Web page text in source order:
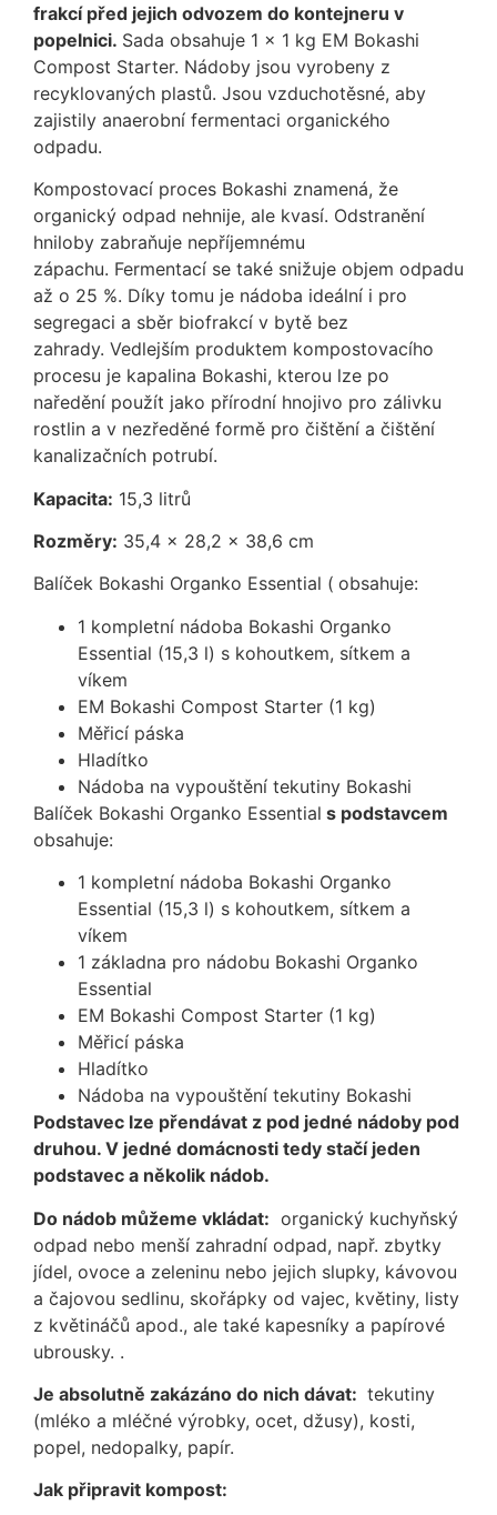
frakcí před jejich odvozem do kontejneru v
popelnici. Sada obsahuje 1 x 1 kg EM Bokashi
Compost Starter. Nádoby jsou vyrobeny z
recyklovaných plastů. Jsou vzduchotěsné, aby
zajistily anaerobní fermentaci organického
odpadu.
Kompostovací proces Bokashi znamená, že
organický odpad nehnije, ale kvasí. Odstranění
hniloby zabraňuje nepříjemnému
zápachu. Fermentací se také snižuje objem odpadu
až o 25 %. Díky tomu je nádoba ideální i pro
segregaci a sběr biofrakcí v bytě bez
zahrady. Vedlejším produktem kompostovacího
procesu je kapalina Bokashi, kterou lze po
naředění použít jako přírodní hnojivo pro zálivku
rostlin a v nezředěné formě pro čištění a čištění
kanalizačních potrubí.
Kapacita: 15,3 litrů
Rozměry: 35,4 x 28,2 x 38,6 cm
Balíček Bokashi Organko Essential ( obsahuje:
1 kompletní nádoba Bokashi Organko
Essential (15,3 l) s kohoutkem, sítkem a
víkem
EM Bokashi Compost Starter (1 kg)
Měřicí páska
Hladítko
Nádoba na vypouštění tekutiny Bokashi
Balíček Bokashi Organko Essential s podstavcem
obsahuje:
1 kompletní nádoba Bokashi Organko
Essential (15,3 l) s kohoutkem, sítkem a
víkem
1 základna pro nádobu Bokashi Organko
Essential
EM Bokashi Compost Starter (1 kg)
Měřicí páska
Hladítko
Nádoba na vypouštění tekutiny Bokashi
Podstavec lze přendávat z pod jedné nádoby pod
druhou. V jedné domácnosti tedy stačí jeden
podstavec a několik nádob.
Do nádob můžeme vkládat: organický kuchyňský
odpad nebo menší zahradní odpad, např. zbytky
jídel, ovoce a zeleninu nebo jejich slupky, kávovou
a čajovou sedlinu, skořápky od vajec, květiny, listy
z květináčů apod., ale také kapesníky a papírové
ubrousky. .
Je absolutně zakázáno do nich dávat: tekutiny
(mléko a mléčné výrobky, ocet, džusy), kosti,
popel, nedopalky, papír.
Jak připravit kompost: